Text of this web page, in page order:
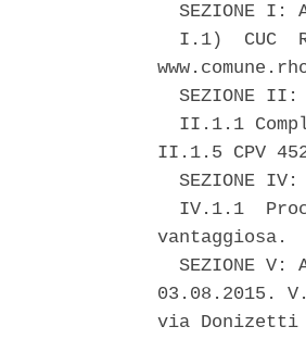
SEZIONE I:
I.1)  CUC
SEZIONE
II.1.1
II.1.5 CPV
SEZIONE IV:
IV.1.1
vantaggiosa.
SEZIONE V:
03.08.2015.
via Donizetti